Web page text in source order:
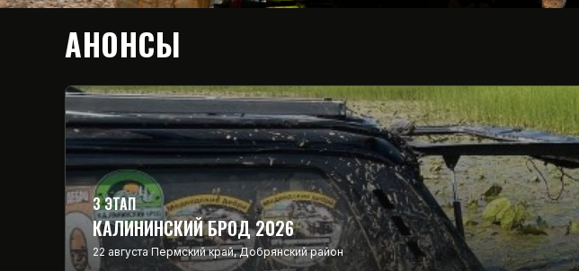
АНОНСЫ
3 ЭТАП
КАЛИНИНСКИЙ БРОД 2026
22 августа Пермский край, Добрянский район